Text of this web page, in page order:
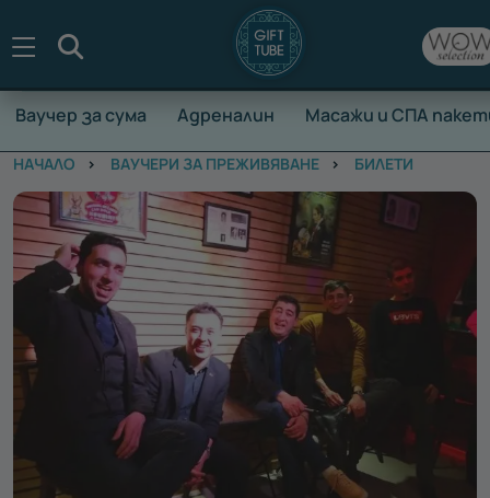
Ваучер за сума Адреналин Масажи и СПА
НАЧАЛО ВАУЧЕРИ ЗА ПРЕЖИВЯВАНЕ БИЛЕТИ